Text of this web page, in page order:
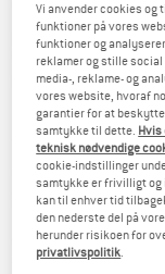
Vi anvender cookies og
funktioner på vores
funktioner og
reklamer og stille
media-, reklame- og
vores website, hvoraf
garantier for at
samtykke til dette. Hvis
teknisk nødvendige
cookie-indstillinger
samtykke er frivilligt og
kan til enhver tid
den nederste del på
herunder risikoen for
privatlivspolitik.